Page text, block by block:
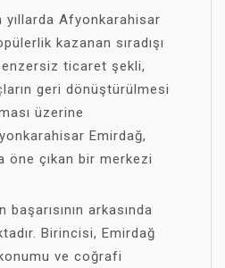
yıllarda Afyonkarahisar
kazanan sıradışı
ticaret şekli,
geri dönüştürülmesi
üzerine
Emirdağ,
öne çıkan bir merkezi
arkasında
Birincisi, Emirdağ
ve coğrafi